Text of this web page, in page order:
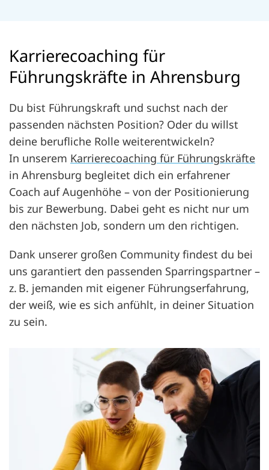
Karrierecoaching für
Führungskräfte in Ahrensburg
Du bist Führungskraft und suchst nach der
passenden nächsten Position? Oder du willst
deine berufliche Rolle weiterentwickeln?
In unserem Karrierecoaching für Führungskräfte
in Ahrensburg begleitet dich ein erfahrener
Coach auf Augenhöhe – von der Positionierung
bis zur Bewerbung. Dabei geht es nicht nur um
den nächsten Job, sondern um den richtigen.
Dank unserer großen Community findest du bei
uns garantiert den passenden Sparringspartner –
z. B. jemanden mit eigener Führungserfahrung,
der weiß, wie es sich anfühlt, in deiner Situation
zu sein.